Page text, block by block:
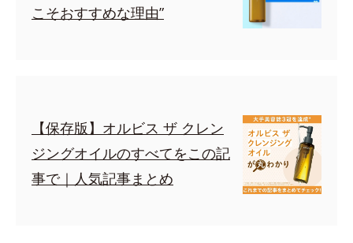
こそおすすめな理由”
【保存版】オルビス ザ クレン
ジングオイルのすべてをこの記
事で｜人気記事まとめ